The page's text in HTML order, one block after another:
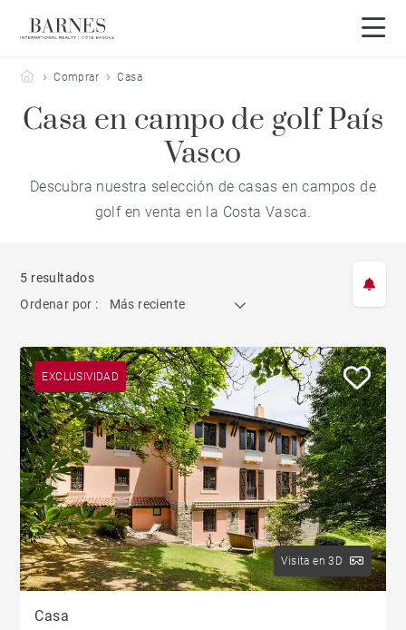
Barnes Côte Basque
Comprar Casa
Casa en campo de golf País
Vasco
Descubra nuestra selección de casas en campos de
golf en venta en la Costa Vasca.
5 resultados
Ordenar por :
Más reciente
EXCLUSIVIDAD
Visita en 3D
Casa